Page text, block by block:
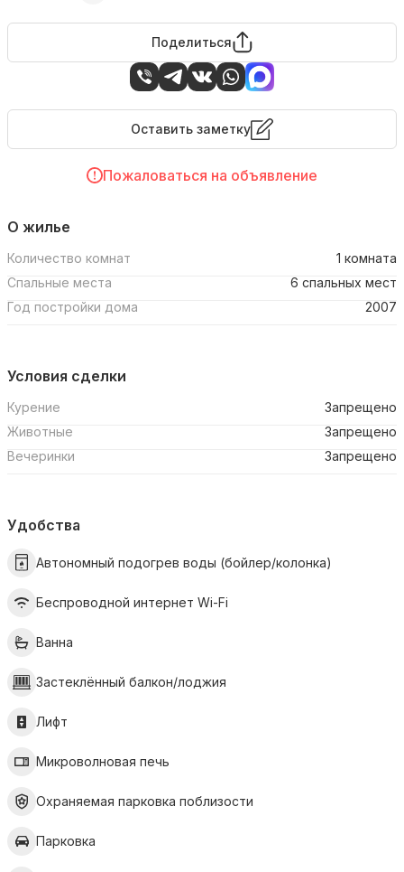
Поделиться
Оставить заметку
Пожаловаться на объявление
О жилье
Количество комнат
1 комната
Спальные места
6 спальных мест
Год постройки дома
2007
Условия сделки
Курение
Запрещено
Животные
Запрещено
Вечеринки
Запрещено
Удобства
Автономный подогрев воды (бойлер/колонка)
Беспроводной интернет Wi-Fi
Ванна
Застеклённый балкон/лоджия
Лифт
Микроволновая печь
Охраняемая парковка поблизости
Парковка